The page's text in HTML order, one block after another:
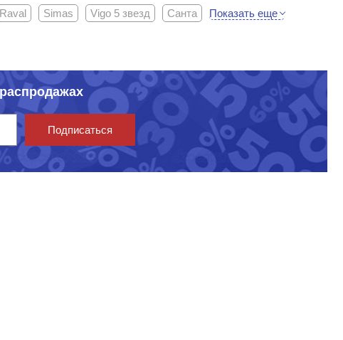
Raval Simas Vigo 5 звезд Санта Показать еще
Подписаться